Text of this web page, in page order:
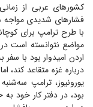
کشور‌های عربی از
فشار‌های شدیدی مواجه
با طرح ترامپ برای
مواضع نتوانسته است در
اردن امیدوار بود با
درباره غزه متقاعد
یورونیوز، ترامپ
بود، در دفتر کار خود